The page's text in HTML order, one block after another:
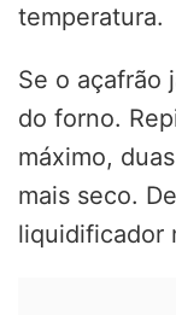
temperatura.
Se o açafrão
do forno.
máximo,
mais seco.
liquidificador